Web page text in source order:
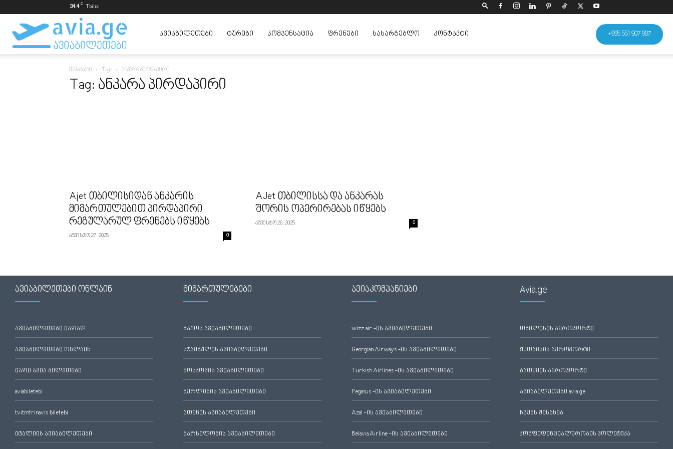
34.4 C Tbilisi
+995 551 907 907
ავიაბილეთები
ყველაზე
ᲐᲕᲘᲐᲑᲘᲚᲔᲗᲔᲑᲘ ᲢᲣᲠᲔᲑᲘ ᲙᲝᲛᲞᲔᲜᲡᲐᲪᲘᲐ ᲤᲠᲔᲜᲔᲑᲘ ᲡᲐᲡᲐᲠᲒᲔᲑᲚᲝ ᲙᲝᲜᲢᲐᲥᲢᲘ
მთავარი Tags ანკარა პირდაპირი
Tag: ანკარა პირდაპირი
Ajet თბილისიდან ანკარის
მიმართულებით პირდაპირი
რეგულარულ ფრენებს იწყებს
აგვისტო 27, 2025 0
AJet თბილისსა და ანკარას
შორის ოპერირებას იწყებს
აგვისტო 26, 2025 0
ავიაბილეთები ონლაინ
ავიაბილეთები იაფად
ავიაბილეთები ონლაინ
იაფი ავია ბილეთები
aviabiletebi
tvitmfrinavis biletebi
იტალიის ავიაბილეთები
მიმართულებები
ბაქოს ავიაბილეთები
სტამბულის ავიაბილეთები
მოსკოვის ავიაბილეთები
ბერლინის ავიაბილეთები
ათენის ავიაბილეთები
ბარსელონის ავიაბილეთები
ავიაკომპანიები
wizz air -ის ავიაბილეთები
Georgian Airways -ის ავიაბილეთები
Turkish Airlines -ის ავიაბილეთები
Pegasus -ის ავიაბილეთები
Azal -ის ავიაბილეთები
Belavia Airline -ის ავიაბილეთები
Avia.ge
თბილისის აეროპორტი
ქუთაისის აეროპორტი
ბათუმის აეროპორტი
ავიაბილეთები avia.ge
ჩვენს შესახებ
კონფიდენციალურობის პოლიტიკა